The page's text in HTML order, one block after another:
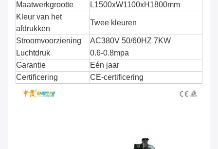
Maatwerkgrootte
L1500xW1100xH1800mm
Kleur van het
afdrukken
Twee kleuren
Stroomvoorziening
AC380V 50/60HZ 7KW
Luchtdruk
0.6-0.8mpa
Garantie
Eén jaar
Certificering
CE-certificering